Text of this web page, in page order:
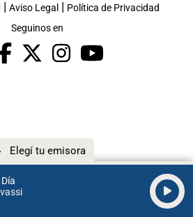
Elegí tu emisora
| Aviso Legal | Política de Privacidad
Seguinos en